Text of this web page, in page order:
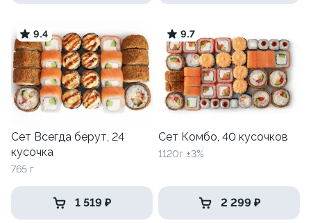
9.4
Сет Всегда берут, 24
кусочка
765 г
1 519 ₽
9.7
Сет Комбо, 40 кусочков
1120г ±3%
2 299 ₽